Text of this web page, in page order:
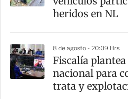
heridos en NL
8 de agosto - 20:09 Hrs
Fiscalía
nacional para
trata y